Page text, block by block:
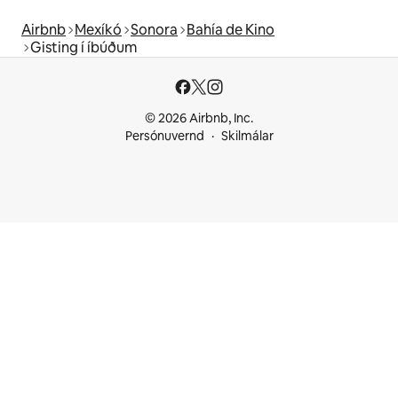
Airbnb Mexíkó Sonora Bahía de Kino
Gisting í íbúðum
© 2026 Airbnb, Inc.
Persónuvernd
Skilmálar